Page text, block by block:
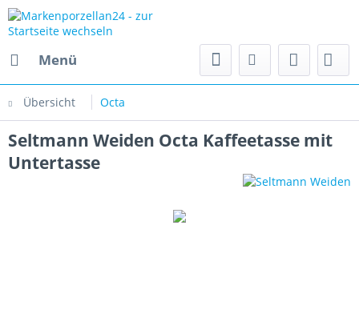
Menü
Übersicht Octa
Seltmann Weiden Octa Kaffeetasse mit
Untertasse